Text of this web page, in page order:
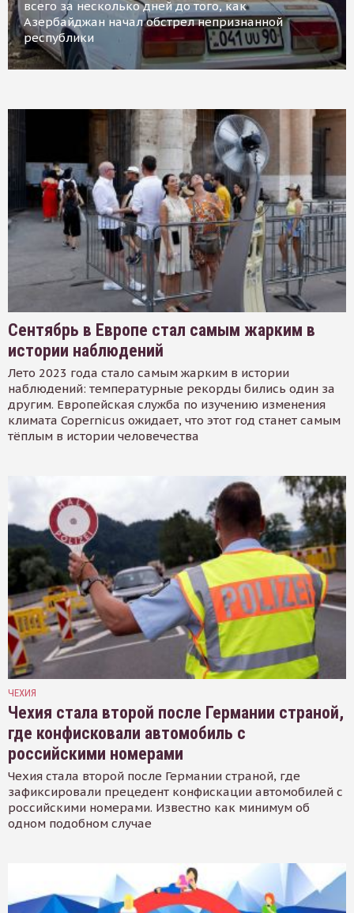
всего за несколько дней до того, как
Азербайджан начал обстрел непризнанной
республики
Сентябрь в Европе стал самым жарким в
истории наблюдений
Лето 2023 года стало самым жарким в истории
наблюдений: температурные рекорды бились один за
другим. Европейская служба по изучению изменения
климата Copernicus ожидает, что этот год станет самым
тёплым в истории человечества
ЧЕХИЯ
Чехия стала второй после Германии страной,
где конфисковали автомобиль с
российскими номерами
Чехия стала второй после Германии страной, где
зафиксировали прецедент конфискации автомобилей с
российскими номерами. Известно как минимум об
одном подобном случае